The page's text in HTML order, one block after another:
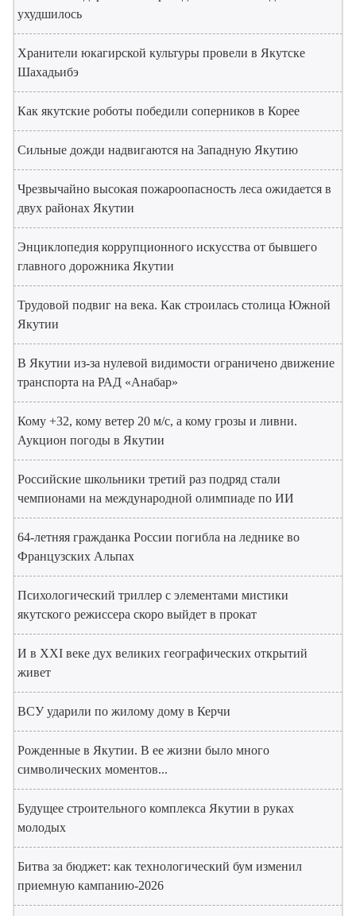
ухудшилось
Хранители юкагирской культуры провели в Якутске
Шахадьибэ
Как якутские роботы победили соперников в Корее
Сильные дожди надвигаются на Западную Якутию
Чрезвычайно высокая пожароопасность леса ожидается в
двух районах Якутии
Энциклопедия коррупционного искусства от бывшего
главного дорожника Якутии
Трудовой подвиг на века. Как строилась столица Южной
Якутии
В Якутии из-за нулевой видимости ограничено движение
транспорта на РАД «Анабар»
Кому +32, кому ветер 20 м/с, а кому грозы и ливни.
Аукцион погоды в Якутии
Российские школьники третий раз подряд стали
чемпионами на международной олимпиаде по ИИ
64-летняя гражданка России погибла на леднике во
Французских Альпах
Психологический триллер с элементами мистики
якутского режиссера скоро выйдет в прокат
И в XXI веке дух великих географических открытий
живет
ВСУ ударили по жилому дому в Керчи
Рожденные в Якутии. В ее жизни было много
символических моментов...
Будущее строительного комплекса Якутии в руках
молодых
Битва за бюджет: как технологический бум изменил
приемную кампанию-2026